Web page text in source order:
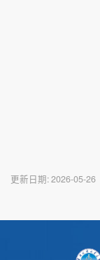
更新日期:2026-05-26